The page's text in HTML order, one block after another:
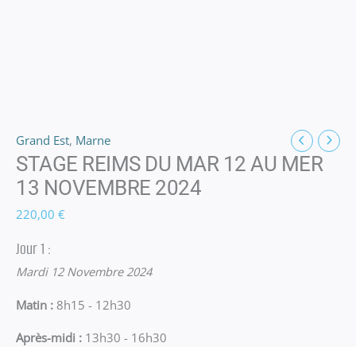
Grand Est, Marne
STAGE REIMS DU MAR 12 AU MER
13 NOVEMBRE 2024
220,00 €
Jour 1 :
Mardi 12 Novembre 2024
Matin : 8h15 - 12h30
Après-midi : 13h30 - 16h30